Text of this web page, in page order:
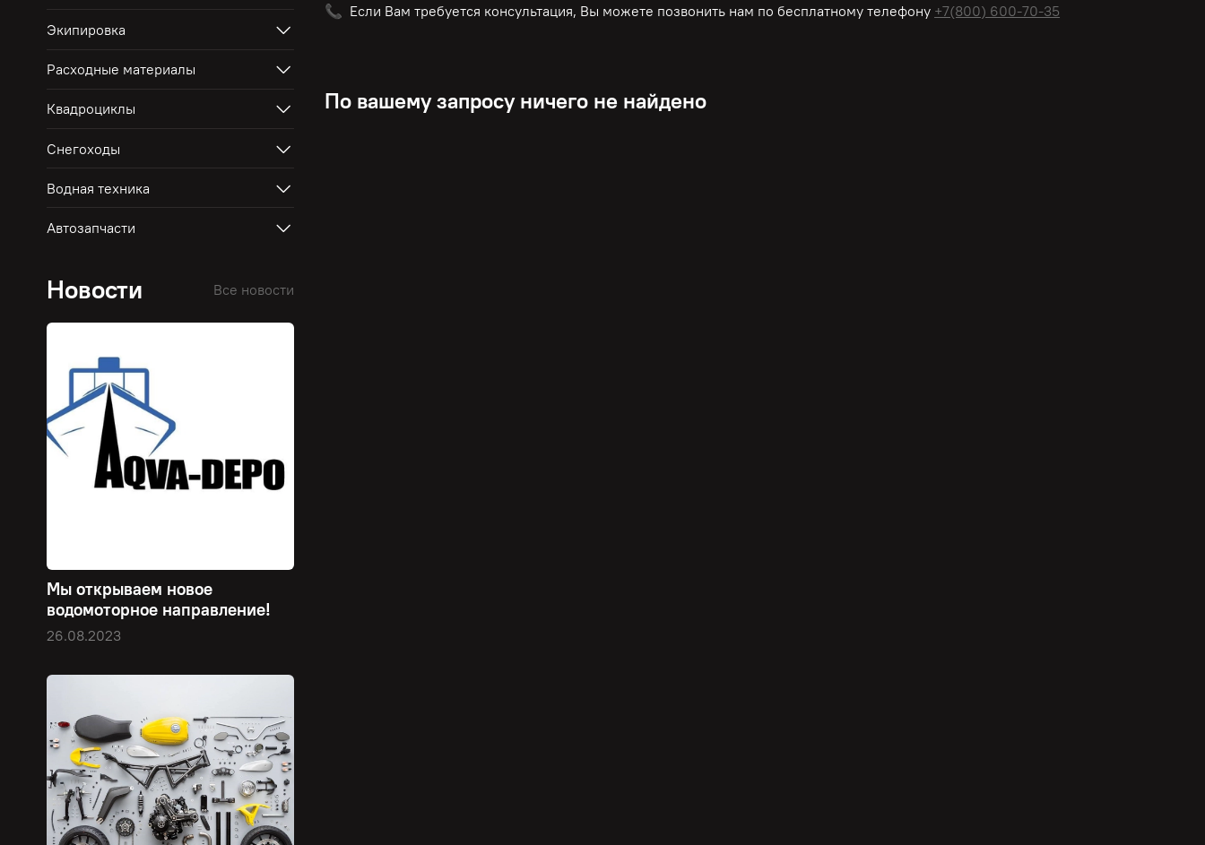
📞 Если Вам требуется консультация, Вы можете позвонить нам по бесплатномутелефону +7(800) 600-70-35
По вашему запросу ничего не найдено
Экипировка
Расходные материалы
Квадроциклы
Снегоходы
Водная техника
Автозапчасти
Новости Все новости
Мы открываем новое
водомоторное направление!
26.08.2023